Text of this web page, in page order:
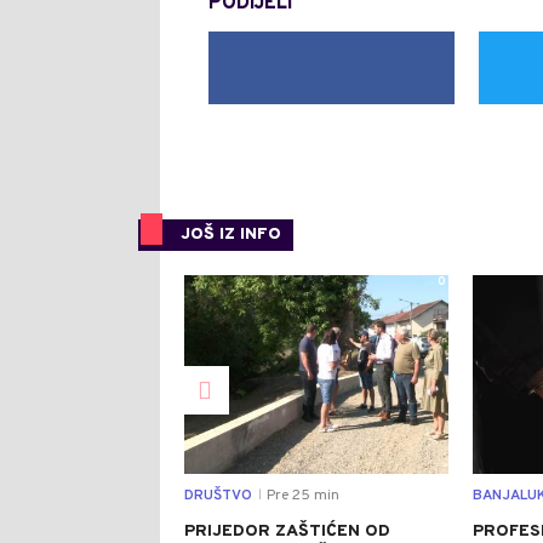
JOŠ IZ INFO
0
DRUŠTVO Pre 25 min
PRIJEDOR ZAŠTIĆEN OD